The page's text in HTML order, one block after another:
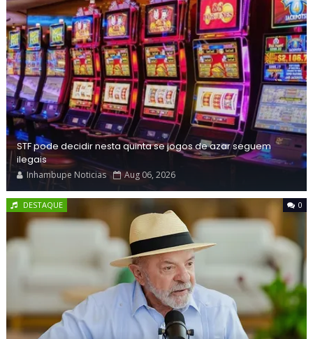
STF pode decidir nesta quinta se jogos de azar seguem
ilegais
Inhambupe Noticias Aug 06, 2026
DESTAQUE 0